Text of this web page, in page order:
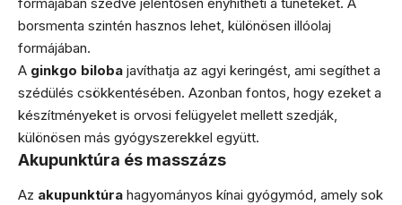
borsmenta szintén hasznos lehet, különösen illóolaj
formájában.
A ginkgo biloba javíthatja az agyi keringést, ami segíthet a
szédülés csökkentésében. Azonban fontos, hogy ezeket a
készítményeket is orvosi felügyelet mellett szedják,
különösen más gyógyszerekkel együtt.
Akupunktúra és masszázs
Az akupunktúra hagyományos kínai gyógymód, amely sok